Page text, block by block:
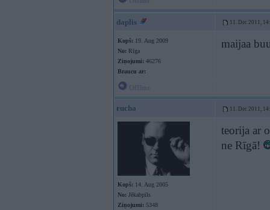
daplis 11. Dec 2011,
Kopš: 19. Aug 2009
No: Rīga
Ziņojumi: 46276
Braucu ar:
maijaa
rucha 11. Dec 2011,
Kopš: 14. Aug 2005
No: Jēkabpils
Ziņojumi: 5348
teorija ar
ne Rīgā!